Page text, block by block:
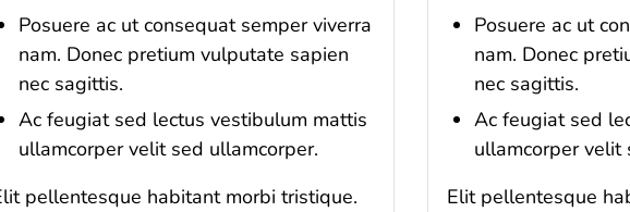
Posuere ac ut consequat semper viverra
nam. Donec pretium vulputate sapien
nec sagittis.
Ac feugiat sed lectus vestibulum mattis
ullamcorper velit sed ullamcorper.
pellentesque habitant morbi tristique.
Posuere ac ut
nam. Donec
nec sagittis.
Ac feugiat sed
ullamcorper velit
Elit pellentesque